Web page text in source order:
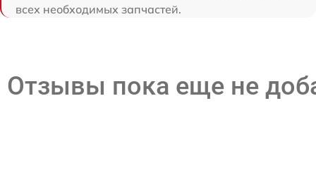
всех необходимых запчастей.
Отзывы пока еще не